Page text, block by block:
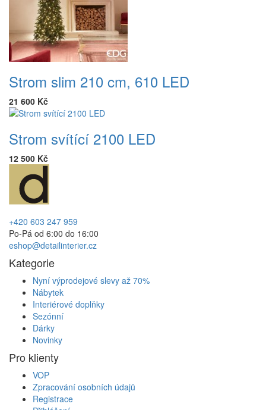
Strom slim 210 cm, 610 LED
21 600 Kč
Strom svítící 2100 LED
12 500 Kč
+420 603 247 959
Po-Pá od 6:00 do 16:00
eshop@detailinterier.cz
Kategorie
Nyní výprodejové slevy až 70%
Nábytek
Interiérové doplňky
Sezónní
Dárky
Novinky
Pro klienty
VOP
Zpracování osobních údajů
Registrace